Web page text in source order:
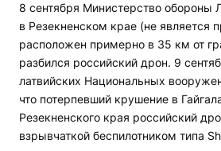
8 сентября Министерство обороны
в Резекненском крае (не является
расположен примерно в 35 км от
разбился российский дрон. 9
латвийских Национальных
что потерпевший крушение в
Резекненского края российский
взрывчаткой беспилотником типа